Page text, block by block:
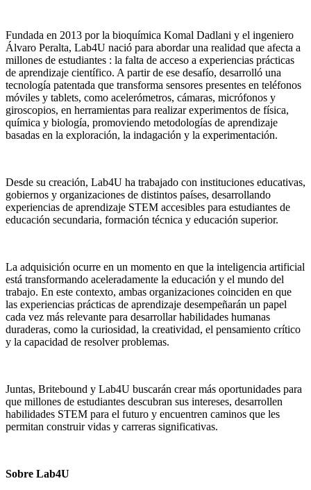
Fundada en 2013 por la bioquímica Komal Dadlani y el ingeniero
Álvaro Peralta, Lab4U nació para abordar una realidad que afecta a
millones de estudiantes : la falta de acceso a experiencias prácticas
de aprendizaje científico. A partir de ese desafío, desarrolló una
tecnología patentada que transforma sensores presentes en teléfonos
móviles y tablets, como acelerómetros, cámaras, micrófonos y
giroscopios, en herramientas para realizar experimentos de física,
química y biología, promoviendo metodologías de aprendizaje
basadas en la exploración, la indagación y la experimentación.
Desde su creación, Lab4U ha trabajado con instituciones educativas,
gobiernos y organizaciones de distintos países, desarrollando
experiencias de aprendizaje STEM accesibles para estudiantes de
educación secundaria, formación técnica y educación superior.
La adquisición ocurre en un momento en que la inteligencia artificial
está transformando aceleradamente la educación y el mundo del
trabajo. En este contexto, ambas organizaciones coinciden en que
las experiencias prácticas de aprendizaje desempeñarán un papel
cada vez más relevante para desarrollar habilidades humanas
duraderas, como la curiosidad, la creatividad, el pensamiento crítico
y la capacidad de resolver problemas.
Juntas, Britebound y Lab4U buscarán crear más oportunidades para
que millones de estudiantes descubran sus intereses, desarrollen
habilidades STEM para el futuro y encuentren caminos que les
permitan construir vidas y carreras significativas.
Sobre Lab4U